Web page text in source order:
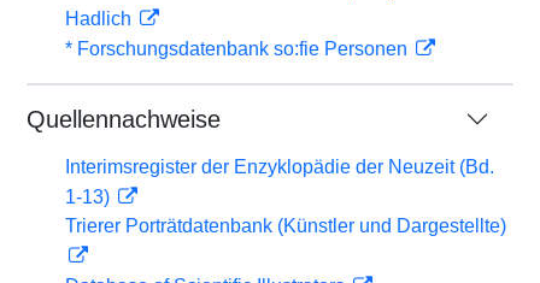
Hadlich
* Forschungsdatenbank so:fie Personen
Quellennachweise
Interimsregister der Enzyklopädie der Neuzeit (Bd.
1-13)
Trierer Porträtdatenbank (Künstler und Dargestellte)